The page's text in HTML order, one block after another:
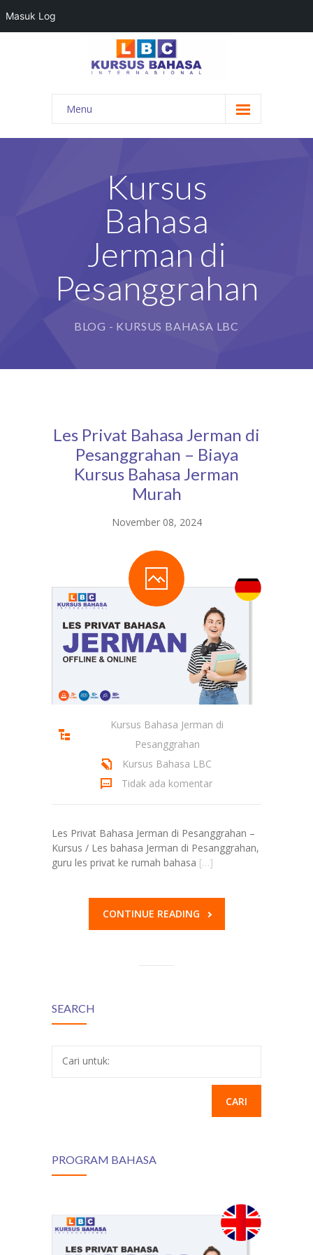
Menu
HOME
KONTAK KAMI
DAFTAR GURU
Kursus
Bahasa
Jerman di
Pesanggrahan
BLOG - KURSUS BAHASA LBC
Les Privat Bahasa Jerman di
Pesanggrahan – Biaya
Kursus Bahasa Jerman
Murah
November 08, 2024
Kursus Bahasa Jerman di
Pesanggrahan
Kursus Bahasa LBC
Tidak ada komentar
Les Privat Bahasa Jerman di Pesanggrahan –
Kursus / Les bahasa Jerman di Pesanggrahan,
guru les privat ke rumah bahasa […]
CONTINUE READING
SEARCH
Cari untuk:
PROGRAM BAHASA
Masuk Log